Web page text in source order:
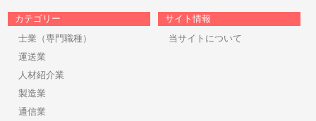
カテゴリー
士業（専門職種）
運送業
人材紹介業
製造業
通信業
サイト情報
当サイトについて